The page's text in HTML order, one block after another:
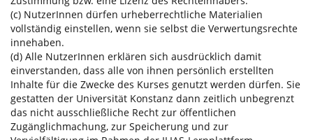
(c) NutzerInnen dürfen urheberrechtliche Materialien
vollständig einstellen, wenn sie selbst die Verwertungsrechte
innehaben.
(d) Alle NutzerInnen erklären sich ausdrücklich damit
einverstanden, dass alle von ihnen persönlich erstellten
Inhalte für die Zwecke des Kurses genutzt werden dürfen. Sie
gestatten der Universität Konstanz dann zeitlich unbegrenzt
das nicht ausschließliche Recht zur öffentlichen
Zugänglichmachung, zur Speicherung und zur